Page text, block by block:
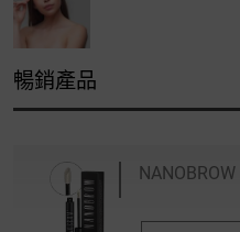
暢銷產品
NANOBROW